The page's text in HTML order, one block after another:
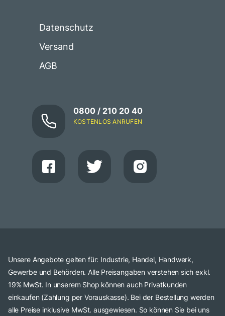
Datenschutz
Versand
AGB
0800 / 210 20 40
KOSTENLOS ANRUFEN
Unsere Angebote gelten für: Industrie, Handel, Handwerk,
Gewerbe und Behörden. Alle Preisangaben verstehen sich exkl.
19% MwSt. In unserem Shop können auch Privatkunden
einkaufen (Zahlung per Vorauskasse). Bei der Bestellung werden
alle Preise inklusive MwSt. ausgewiesen. So können Sie bei uns